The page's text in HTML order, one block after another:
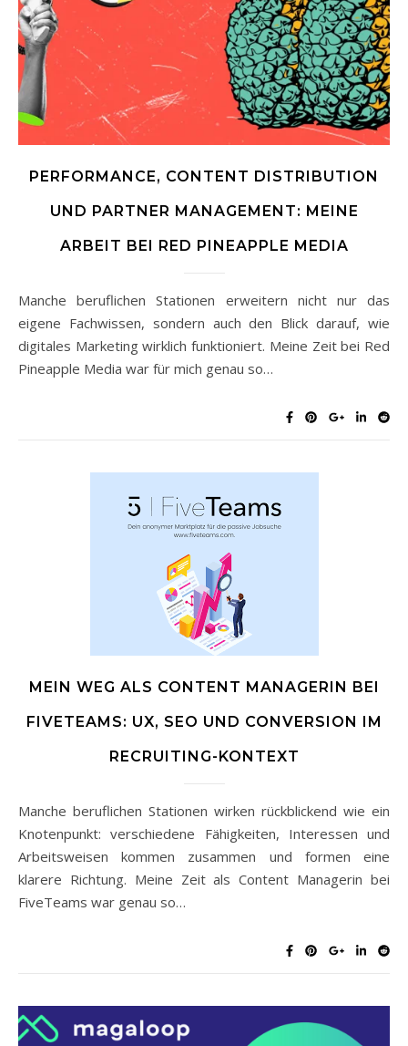
PERFORMANCE, CONTENT DISTRIBUTION
UND PARTNER MANAGEMENT: MEINE
ARBEIT BEI RED PINEAPPLE MEDIA
Manche beruflichen Stationen erweitern nicht nur das
eigene Fachwissen, sondern auch den Blick darauf, wie
digitales Marketing wirklich funktioniert. Meine Zeit bei Red
Pineapple Media war für mich genau so…
MEIN WEG ALS CONTENT MANAGERIN BEI
FIVETEAMS: UX, SEO UND CONVERSION IM
RECRUITING-KONTEXT
Manche beruflichen Stationen wirken rückblickend wie ein
Knotenpunkt: verschiedene Fähigkeiten, Interessen und
Arbeitsweisen kommen zusammen und formen eine
klarere Richtung. Meine Zeit als Content Managerin bei
FiveTeams war genau so…